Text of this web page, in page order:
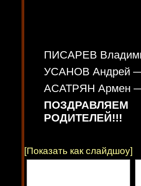
ПИСАРЕВ
УСАНОВ Андрей
АСАТРЯН Армен
РОДИТЕЛЕЙ!!!
[Показать как слайдшоу]